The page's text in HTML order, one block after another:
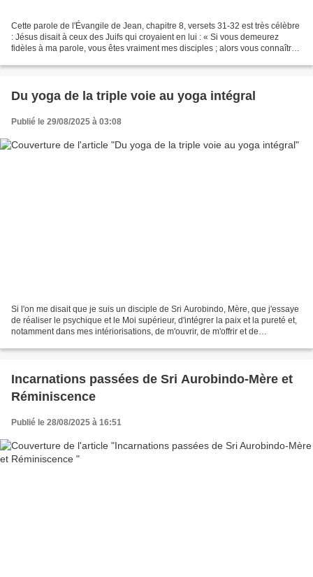
Cette parole de l'Évangile de Jean, chapitre 8, versets 31-32 est très célèbre
: Jésus disait à ceux des Juifs qui croyaient en lui : « Si vous demeurez
fidèles à ma parole, vous êtes vraiment mes disciples ; alors vous connaîtrez
Du yoga de la triple voie au yoga intégral
Publié le 29/08/2025 à 03:08
Si l'on me disait que je suis un disciple de Sri Aurobindo, Mère, que j'essaye
de réaliser le psychique et le Moi supérieur, d'intégrer la paix et la pureté et,
notamment dans mes intériorisations, de m'ouvrir, de m'offrir et de
Incarnations passées de Sri Aurobindo-Mère et
Réminiscence
Publié le 28/08/2025 à 16:51